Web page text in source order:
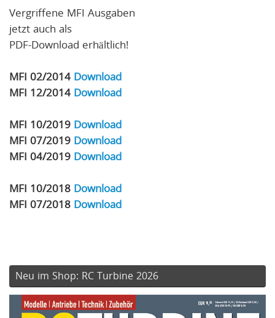
Vergriffene MFI Ausgaben
jetzt auch als
PDF-Download erhältlich!
MFI 02/2014 Download
MFI 12/2014 Download
MFI 10/2019 Download
MFI 07/2019 Download
MFI 04/2019 Download
MFI 10/2018 Download
MFI 07/2018 Download
Neu im Shop: RC Turbine 2026